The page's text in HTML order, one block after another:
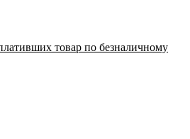
товар по безналичному